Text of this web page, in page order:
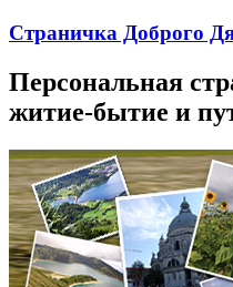
Страничка Доброго
Персональная
житие-бытие и